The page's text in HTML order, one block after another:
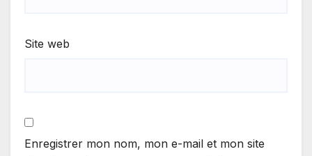
Site web
Enregistrer mon nom, mon e-mail et mon site